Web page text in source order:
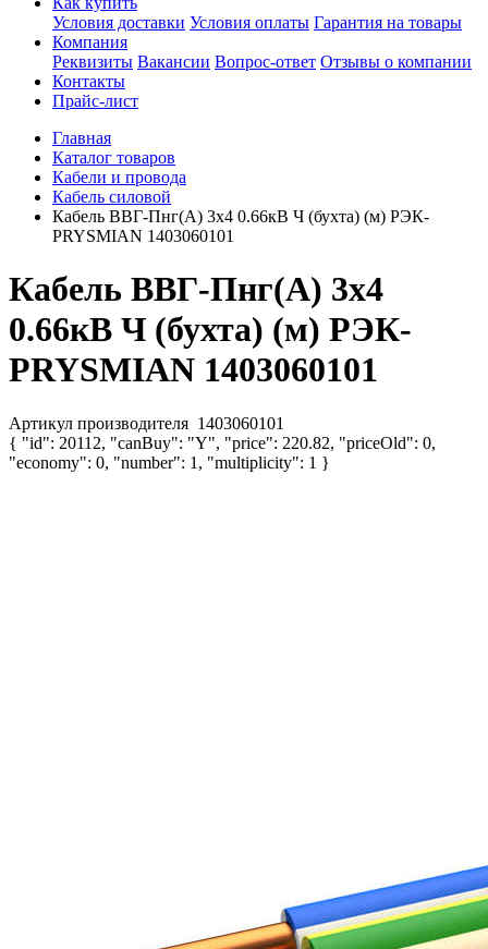
Условия доставки Условия оплаты Гарантия на товары
Компания
Реквизиты Вакансии Вопрос-ответ Отзывы о компании
Контакты
Прайс-лист
Главная
Каталог товаров
Кабели и провода
Кабель силовой
Кабель ВВГ-Пнг(А) 3х4 0.66кВ Ч (бухта) (м) РЭК-
PRYSMIAN 1403060101
Кабель ВВГ-Пнг(А) 3х4
0.66кВ Ч (бухта) (м) РЭК-
PRYSMIAN 1403060101
Артикул производителя 1403060101
{ "id": 20112, "canBuy": "Y", "price": 220.82, "priceOld": 0,
"economy": 0, "number": 1, "multiplicity": 1 }